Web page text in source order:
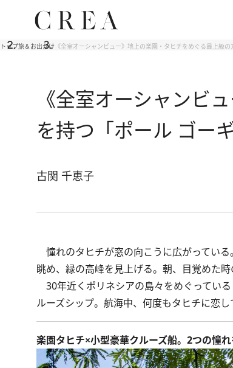
トップ旅＆お出かけ 《全室オーシャンビュー》地上の楽園・タヒチをめぐる最上級
《全室オーシャンビ
を持つ「ポール ゴー
古関 千恵子
憧れのタヒチが窓の向こうに広がってい
眺め、緑の高峰を見上げる。朝、目覚めた時
30年近くポリネシアの島々をめぐってい
ルーズシップ。航海中、何度もタヒチに恋
楽園タヒチ×小型豪華クルーズ船。2つの憧れ